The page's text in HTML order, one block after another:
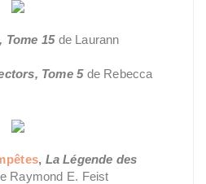
Tome 15 de Laurann
Tome 5de Rebecca
, La Légende des
Raymond E. Feist